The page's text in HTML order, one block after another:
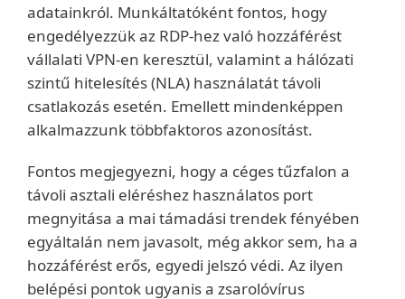
adatainkról. Munkáltatóként fontos, hogy
engedélyezzük az RDP-hez való hozzáférést
vállalati VPN-en keresztül, valamint a hálózati
szintű hitelesítés (NLA) használatát távoli
csatlakozás esetén. Emellett mindenképpen
alkalmazzunk többfaktoros azonosítást.
Fontos megjegyezni, hogy a céges tűzfalon a
távoli asztali eléréshez használatos port
megnyitása a mai támadási trendek fényében
egyáltalán nem javasolt, még akkor sem, ha a
hozzáférést erős, egyedi jelszó védi. Az ilyen
belépési pontok ugyanis a zsarolóvírus